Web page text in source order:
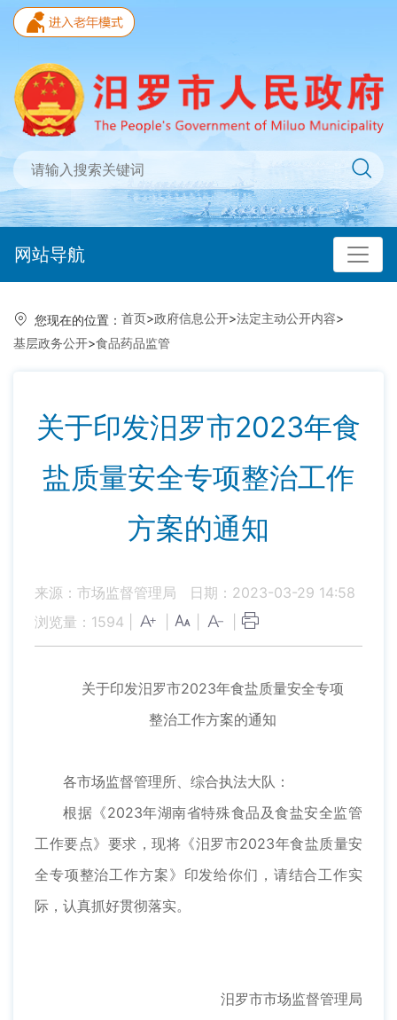
网站导航
您现在的位置： 首页>政府信息公开>法定主动公开内容>
基层政务公开>食品药品监管
关于印发汨罗市2023年食
盐质量安全专项整治工作
方案的通知
来源：市场监督管理局
日期：2023-03-29 14:58
浏览量： 1594
关于印发汨罗市2023年食盐质量安全专项
整治工作方案的通知
各市场监督管理所、综合执法大队：
根据《2023年湖南省特殊食品及食盐安全监管
工作要点》要求，现将《汨罗市2023年食盐质量安
全专项整治工作方案》印发给你们，请结合工作实
际，认真抓好贯彻落实。
汨罗市市场监督管理局